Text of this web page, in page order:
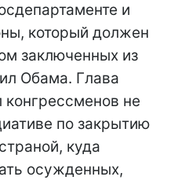
и
который должен
заключенных из
Обама. Глава
конгрессменов не
по закрытию
куда
осужденных,